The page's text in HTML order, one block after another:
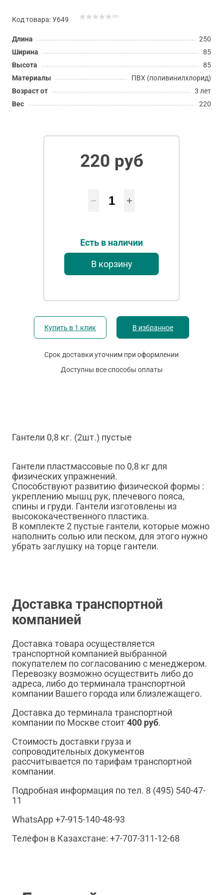
Код товара: У649 ( 0 )
Длина
250
Ширина
85
Высота
85
Материалы
ПВХ (поливинилхлорид)
Возраст от
3 лет
Вес
220
220 руб
Есть в наличии
В корзину
Купить в 1 клик В избранное
Срок доставки уточним при оформлении
Доступны все способы оплаты
Гантели 0,8 кг. (2шт.) пустые
Гантели пластмассовые по 0,8 кг для
физических упражнений.
Способствуют развитию физической формы :
укреплению мышц рук, плечевого пояса,
спины и груди. Гантели изготовлены из
высококачественного пластика.
В комплекте 2 пустые гантели, которые можно
наполнить солью или песком, для этого нужно
убрать заглушку на торце гантели.
Доставка транспортной
компанией
Доставка товара осуществляется
транспортной компанией выбранной
покупателем по согласованию с менеджером.
Перевозку возможно осуществить либо до
адреса, либо до терминала транспортной
компании Вашего города или близлежащего.
Доставка до терминала транспортной
компании по Москве стоит400 руб.
Стоимость доставки груза и
сопроводительных документов
рассчитывается по тарифам транспортной
компании.
Подробная информация по тел. 8 (495) 540-47-
11
WhatsApp +7-915-140-48-93
Телефон в Казахстане: +7-707-311-12-68